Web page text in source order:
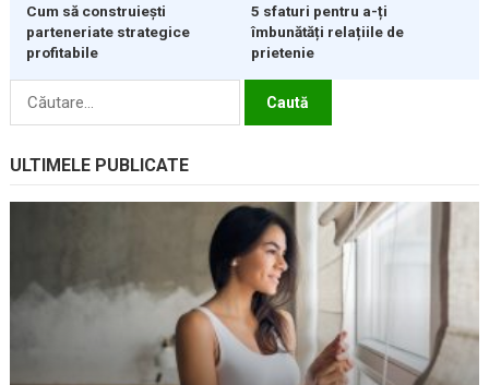
Cum să construiești
parteneriate strategice
profitabile
5 sfaturi pentru a-ți
îmbunătăți relațiile de
prietenie
Caută
ULTIMELE PUBLICATE